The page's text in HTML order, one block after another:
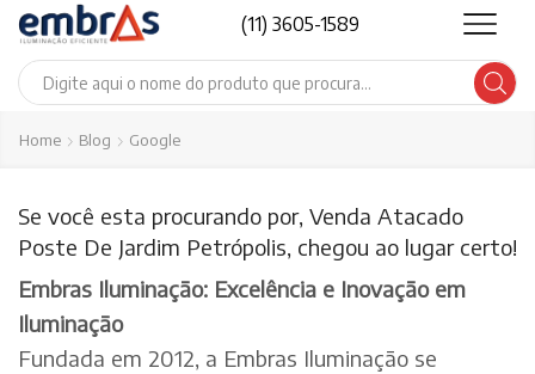
(11) 3605-1589
Search
Home Blog Google
Se você esta procurando por, Venda Atacado
Poste De Jardim Petrópolis, chegou ao lugar certo!
Embras Iluminação: Excelência e Inovação em
Iluminação
Fundada em 2012, a Embras Iluminação se